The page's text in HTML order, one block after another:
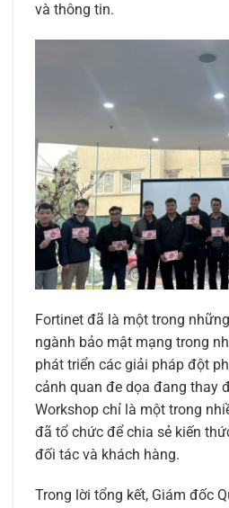
và thông tin.
Fortinet đã là một trong
ngành bảo mật mạng trong
phát triển các giải pháp đột
cảnh quan đe dọa đang thay
Workshop chỉ là một trong
đã tổ chức để chia sẻ kiến
đối tác và khách hàng.
Trong lời tổng kết, Giám đốc